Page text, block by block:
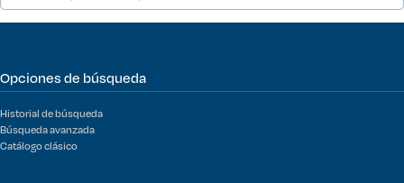
Opciones de búsqueda
Historial de búsqueda
Búsqueda avanzada
Catálogo clásico